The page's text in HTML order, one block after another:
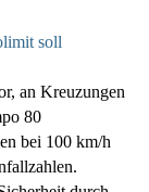
soll
an Kreuzungen
80
bei 100 km/h